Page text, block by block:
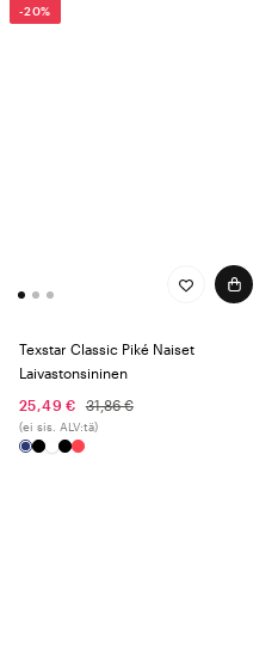
-20%
Texstar Classic Piké Naiset
Laivastonsininen
25,49 €
31,86 €
(ei sis. ALV:tä)